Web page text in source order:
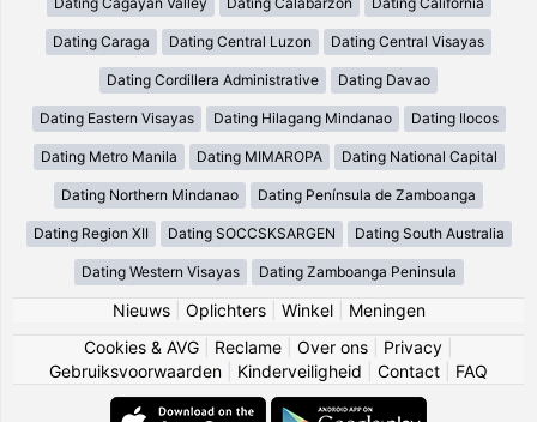
Dating Caraga Dating Central Luzon Dating Central Visayas
Dating Cordillera Administrative Dating Davao
Dating Eastern Visayas Dating Hilagang Mindanao Dating Ilocos
Dating Metro Manila Dating MIMAROPA Dating National Capital
Dating Northern Mindanao Dating Península de Zamboanga
Dating Region XII Dating SOCCSKSARGEN Dating South Australia
Dating Western Visayas Dating Zamboanga Peninsula
Nieuws| Oplichters| Winkel| Meningen
Cookies & AVG
Reclame Over ons Privacy
Gebruiksvoorwaarden
Kinderveiligheid Contact FAQ